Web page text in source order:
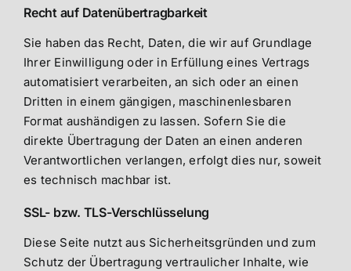
Recht auf Daten­übertrag­barkeit
Sie haben das Recht, Daten, die wir auf Grundlage
Ihrer Einwilligung oder in Erfüllung eines Vertrags
automatisiert verarbeiten, an sich oder an einen
Dritten in einem gängigen, maschinenlesbaren
Format aushändigen zu lassen. Sofern Sie die
direkte Übertragung der Daten an einen anderen
Verantwortlichen verlangen, erfolgt dies nur, soweit
es technisch machbar ist.
SSL- bzw. TLS-Verschlüsselung
Diese Seite nutzt aus Sicherheitsgründen und zum
Schutz der Übertragung vertraulicher Inhalte, wie